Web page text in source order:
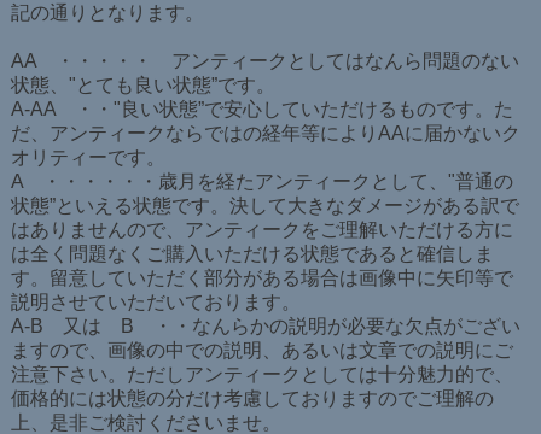
記の通りとなります。
AA ・・・・・ アンティークとしてはなんら問題のない
状態、"とても良い状態”です。
A-AA ・・"良い状態”で安心していただけるものです。た
だ、アンティークならではの経年等によりAAに届かないク
オリティーです。
A ・・・・・・歳月を経たアンティークとして、"普通の
状態”といえる状態です。決して大きなダメージがある訳で
はありませんので、アンティークをご理解いただける方に
は全く問題なくご購入いただける状態であると確信しま
す。留意していただく部分がある場合は画像中に矢印等で
説明させていただいております。
A-B 又は B ・・なんらかの説明が必要な欠点がござい
ますので、画像の中での説明、あるいは文章での説明にご
注意下さい。ただしアンティークとしては十分魅力的で、
価格的には状態の分だけ考慮しておりますのでご理解の
上、是非ご検討くださいませ。